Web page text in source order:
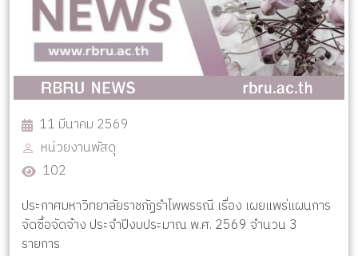
11 มีนาคม 2569
หน่วยงานพัสดุ
102
ประกาศมหาวิทยาลัยราชภัฏรำไพพรรณี เรื่อง เผยแพร่แผนการ
จัดซื้อจัดจ้าง ประจำปีงบประมาณ พ.ศ. 2569 จำนวน 3
รายการ